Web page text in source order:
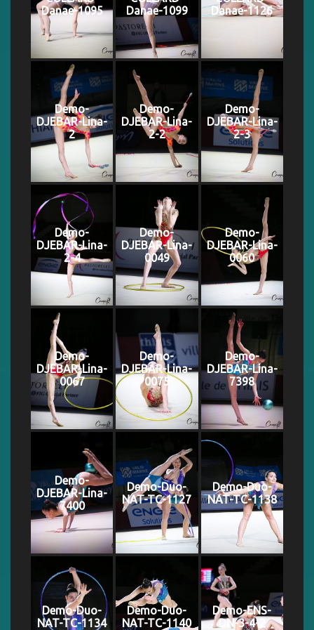
Danae-1095
Danae-1099
Danae-1126
Demo-
DJEBAR-Lina-
2
Demo-
DJEBAR-Lina-
2-2
Demo-
DJEBAR-Lina-
2-3
Demo-
DJEBAR-Lina-
2-4
Demo-
DJEBAR-Lina-
0049
Demo-
DJEBAR-Lina-
0060
Demo-
DJEBAR-Lina-
0067
Demo-
DJEBAR-Lina-
0075
Demo-
DJEBAR-Lina-
7398
Demo-
DJEBAR-Lina-
7400
Demo-Duo-
NAT-TC-1127
Demo-Duo-
NAT-TC-1138
Demo-Duo-
NAT-TC-1134
Demo-Duo-
NAT-TC-1140
Demo-ENS-
DN-3-4-2